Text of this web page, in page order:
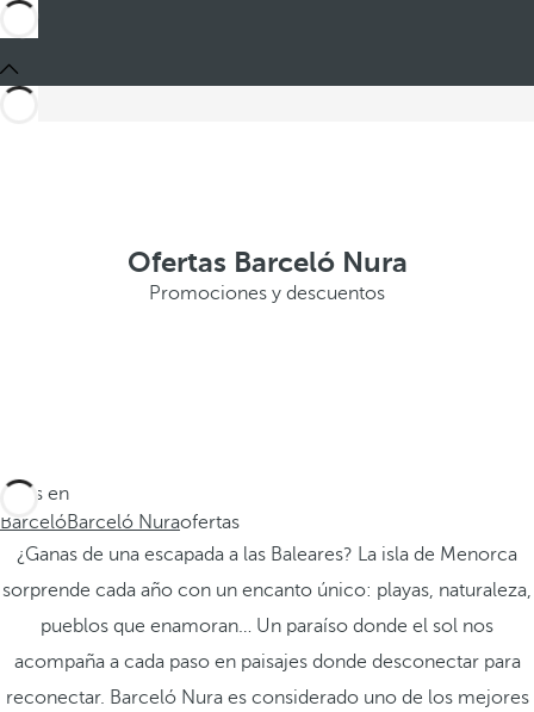
Ofertas Barceló Nura
Promociones y descuentos
Estás en
BarcelóBarceló Nuraofertas
¿Ganas de una escapada a las Baleares? La isla de Menorca
sorprende cada año con un encanto único: playas, naturaleza,
pueblos que enamoran… Un paraíso donde el sol nos
acompaña a cada paso en paisajes donde desconectar para
reconectar. Barceló Nura es considerado uno de los mejores